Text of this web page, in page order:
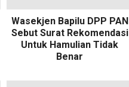
Wasekjen Bapilu DPP PAN
Sebut Surat Rekomendasi
Untuk Hamulian Tidak
Benar